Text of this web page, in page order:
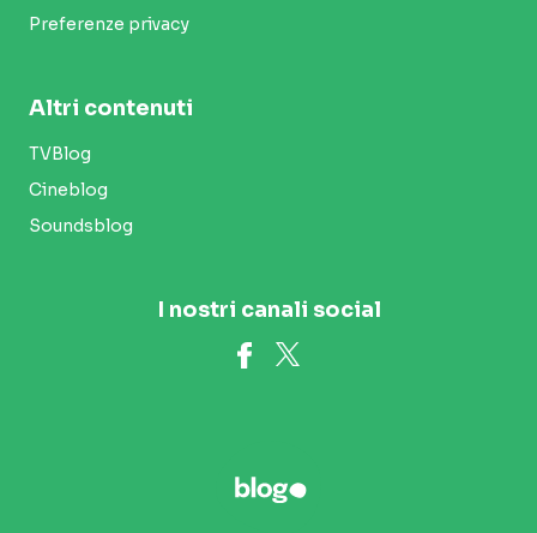
Preferenze privacy
Altri contenuti
TVBlog
Cineblog
Soundsblog
I nostri canali social